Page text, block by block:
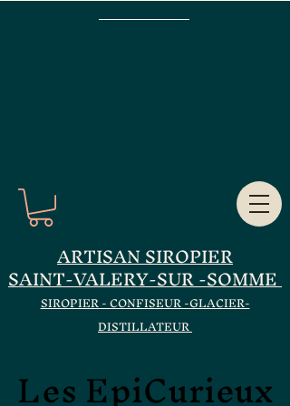
ARTISAN SIROPIER
SAINT-VALERY-SUR -SOMME
SIROPIER - CONFISEUR -GLACIER-
DISTILLATEUR
Les EpiCurieux
Les EpiCurieux